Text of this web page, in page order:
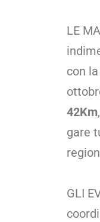
LE
con la
42Km,
gare
GLI